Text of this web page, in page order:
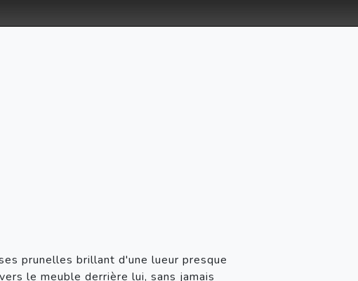
prunelles brillant d'une lueur presque
le meuble derrière lui, sans jamais